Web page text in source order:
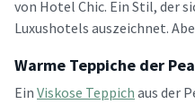
von Hotel Chic. Ein Stil, der
Luxushotels auszeichnet.
Warme Teppiche der
Ein Viskose Teppich aus der